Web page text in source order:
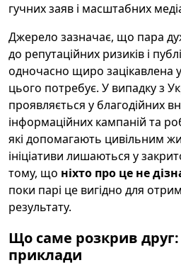
гучних заяв і масштабних
Джерело зазначає, що пара
до репутаційних ризиків і
одночасно щиро зацікавлена
цього потребує. У випадку з
проявляється у благодійних
інформаційних кампаній та
які допомагають цивільним
ініціативи лишаються у
тому, що ніхто про це не
поки парі це вигідно для
результату.
Що саме розкрив друг:
приклади